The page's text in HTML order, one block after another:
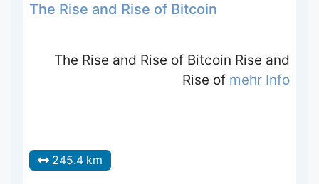
The Rise and Rise of Bitcoin
The Rise and Rise of Bitcoin Rise and
Rise of mehr Info
245.4 km